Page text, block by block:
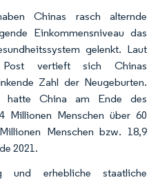
Chinas rasch alternde
Einkommensniveau das
gelenkt. Laut
vertieft sich Chinas
Zahl der Neugeburten.
hatte China am Ende des
Millionen Menschen über 60
Menschen bzw. 18,9
2021.
erhebliche staatliche